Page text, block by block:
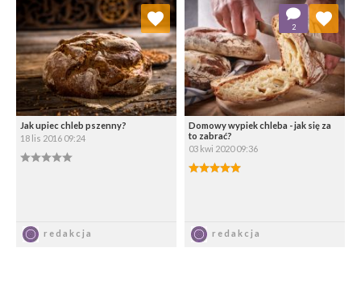
Jak upiec chleb pszenny?
18 lis 2016 09:24
0.00/5
redakcja
Dodaj do ulubionych
Wybierz listę:
Domowy wypiek chleba - jak się za
to zabrać?
03 kwi 2020 09:36
5.00/5
redakcja
2
Dodaj do ulubionych
Wybierz listę: